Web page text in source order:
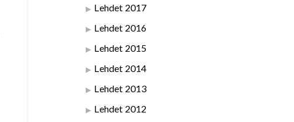
Lehdet 2017
Lehdet 2016
Lehdet 2015
Lehdet 2014
Lehdet 2013
Lehdet 2012